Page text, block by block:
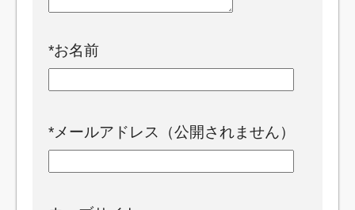
*お名前
*メールアドレス（公開されません）